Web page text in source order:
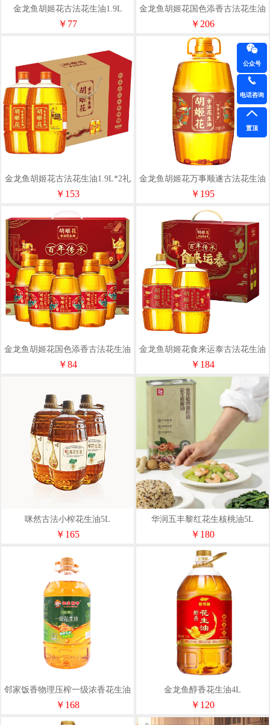
金龙鱼胡姬花古法花生油1.9L
￥77
金龙鱼胡姬花国色添香古法花生油
5L
￥206
金龙鱼胡姬花古法花生油1.9L*2礼
盒
￥153
金龙鱼胡姬花万事顺遂古法花生油
5L
￥195
金龙鱼胡姬花国色添香古法花生油
400ml*5礼盒
￥84
金龙鱼胡姬花食来运泰古法花生油
2.5L*2礼盒
￥184
咪然古法小榨花生油5L
￥165
华润五丰黎红花生核桃油5L
￥180
邻家饭香物理压榨一级浓香花生油
精粹系列5L/桶YF186
￥168
金龙鱼醇香花生油4L
￥120
公众号
电话咨询
置顶